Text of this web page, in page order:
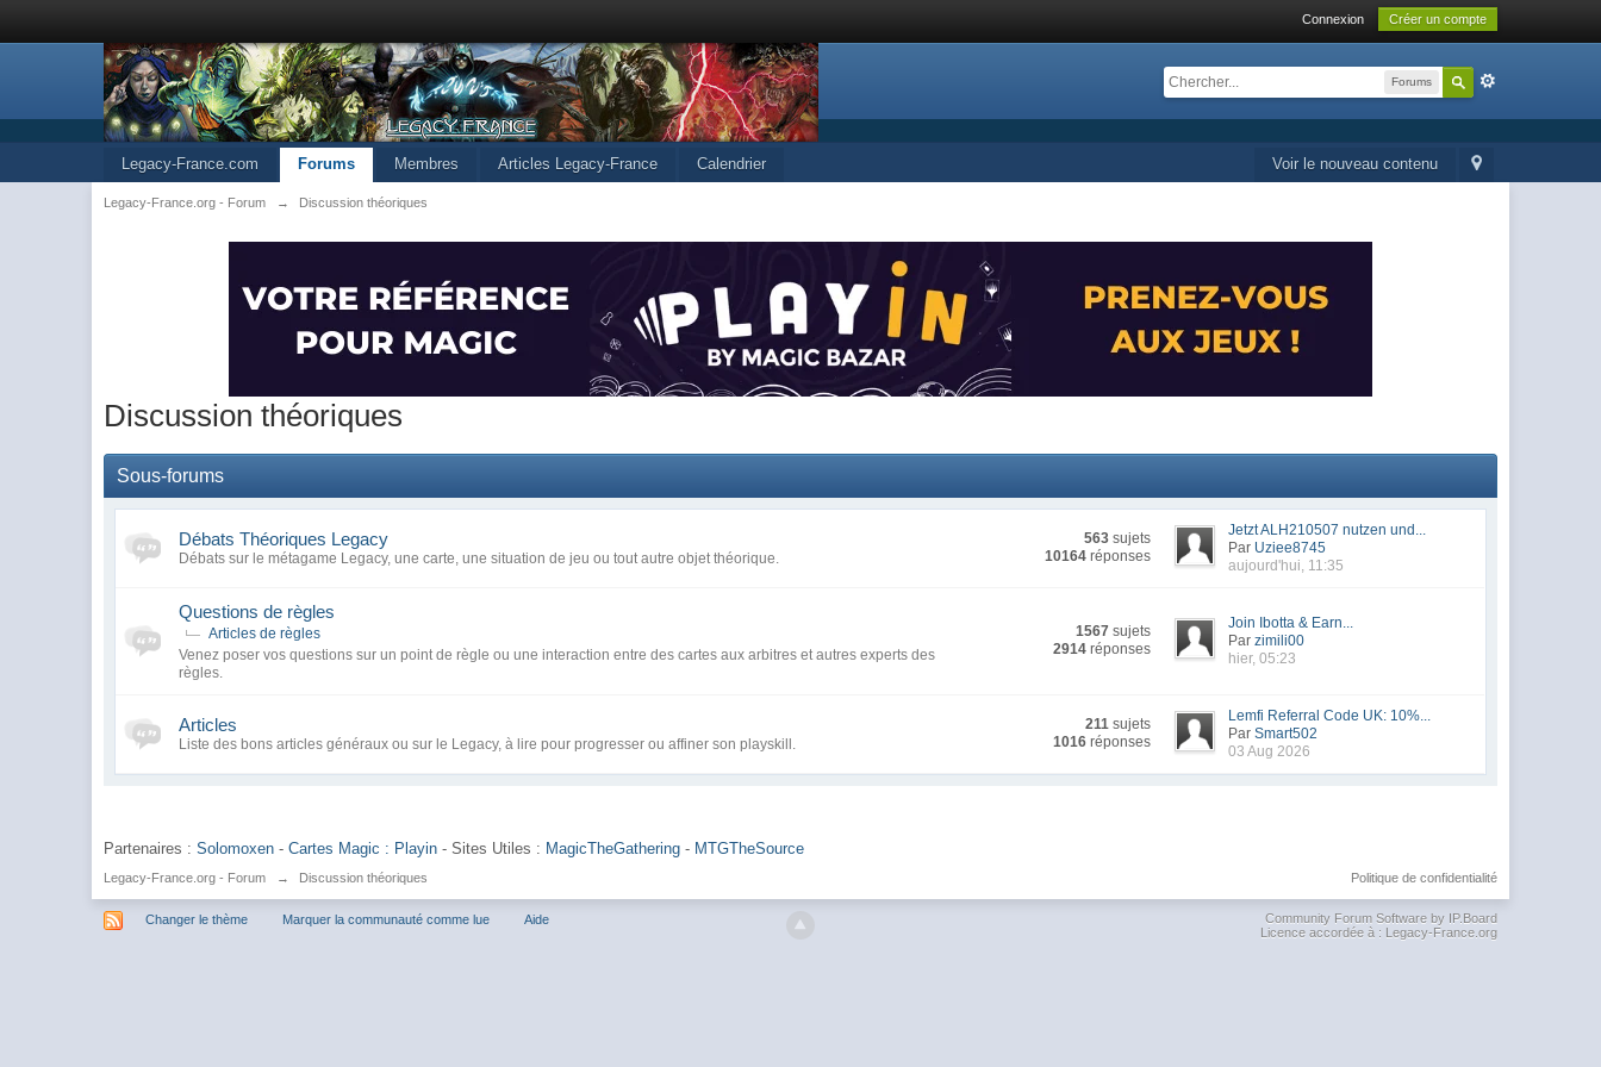
Connexion Créer un compte
Forums
Voir le nouveau contenu
Legacy-France.com Forums Membres Articles Legacy-France Calendrier
Legacy-France.org - Forum → Discussion théoriques
Discussion théoriques
Sous-forums
Débats Théoriques Legacy
Débats sur le métagame Legacy, une carte, une situation de jeu ou tout autre objet théorique.
563 sujets
10164 réponses
Jetzt ALH210507 nutzen und...
Par Uziee8745
aujourd'hui, 11:35
Questions de règles
Articles de règles
Venez poser vos questions sur un point de règle ou une interaction entre des cartes aux arbitres et autres experts des
règles.
1567 sujets
2914 réponses
Join Ibotta & Earn...
Parzimili00
hier, 05:23
Articles
Liste des bons articles généraux ou sur le Legacy, à lire pour progresser ou affiner son playskill.
211 sujets
1016 réponses
Lemfi Referral Code UK: 10%...
ParSmart502
03 Aug 2026
Partenaires :Solomoxen -Cartes Magic : Playin - Sites Utiles : MagicTheGathering - MTGTheSource
Legacy-France.org - Forum → Discussion théoriques Politique de confidentialité
Changer le thème Marquer la communauté comme lue Aide
Community Forum Software by IP.Board
Licence accordée à : Legacy-France.org